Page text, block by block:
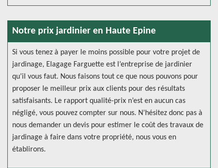
Notre prix jardinier en Haute Epine
Si vous tenez à payer le moins possible pour votre projet de
jardinage, Elagage Farguette est l’entreprise de jardinier
qu’il vous faut. Nous faisons tout ce que nous pouvons pour
proposer le meilleur prix aux clients pour des résultats
satisfaisants. Le rapport qualité-prix n’est en aucun cas
négligé, vous pouvez compter sur nous. N’hésitez donc pas à
nous demander un devis pour estimer le coût des travaux de
jardinage à faire dans votre propriété, nous vous en
établirons.